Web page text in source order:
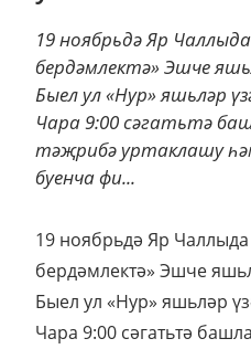
19 ноябрьдә Яр
бердәмлектә» Эшче
Быел ул «Нур» яшьләр
Чара 9:00 сәгатьтә
тәҗрибә уртаклашу
буенча фи...
19 ноябрьдә Яр
бердәмлектә» Эшче
Быел ул «Нур» яшьләр
Чара 9:00 сәгатьтә